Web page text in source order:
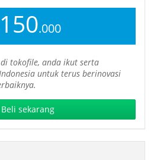
150.000
tokofile, anda ikut serta
untuk terus berinovasi
Beli sekarang